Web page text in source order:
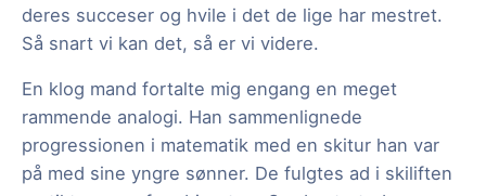
deres succeser og hvile i det de lige har mestret.
Så snart vi kan det, så er vi videre.
En klog mand fortalte mig engang en meget
rammende analogi. Han sammenlignede
progressionen i matematik med en skitur han var
på med sine yngre sønner. De fulgtes ad i skiliften